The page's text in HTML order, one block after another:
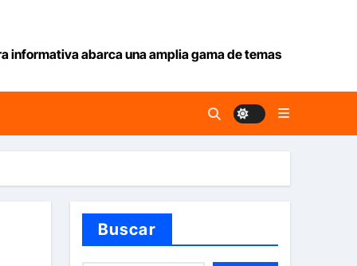
mas de 70 años
informativa abarca una amplia gama de temas
Buscar